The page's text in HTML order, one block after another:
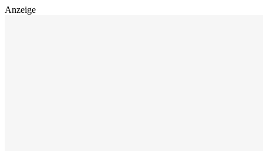
Anzeige